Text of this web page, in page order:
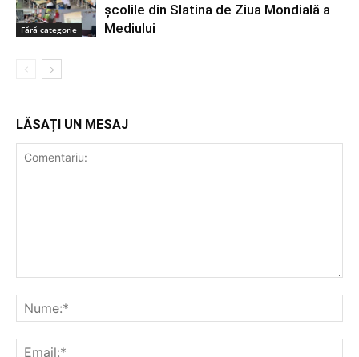
Fără categorie
școlile din Slatina de Ziua Mondială a
Mediului
LĂSAȚI UN MESAJ